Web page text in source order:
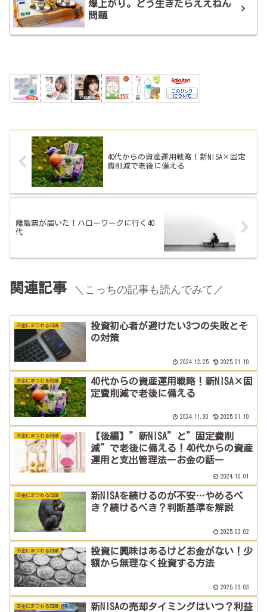
爆上がり。どう生きたらええねん
問題
40代からの資産運用戦略！新NISA×固定
費削減で老後に備える
離職票が届いた！ハローワークに行く40
代
関連記事 ＼こっちの記事も読んでみて／
お金にまつわる知識
投資初心者が避けたい3つの失敗とそ
の対策
2024.12.25 2025.01.10
お金にまつわる知識
40代からの資産運用戦略！新NISA×固
定費削減で老後に備える
2024.11.30 2025.01.10
お金にまつわる知識
【後編】”新NISA”と”固定費削
減”で老後に備える！40代からの資産
運用と支出管理法ーお金の話ー
2024.10.01
お金にまつわる知識
新NISAを続けるのが不安…やめるべ
き？続けるべき？判断基準を解説
2025.03.02
お金にまつわる知識
投資に興味はあるけどお金がない！少
額から無理なく投資する方法
2025.03.03
お金にまつわる知識
新NISAの売却タイミングはいつ？利益